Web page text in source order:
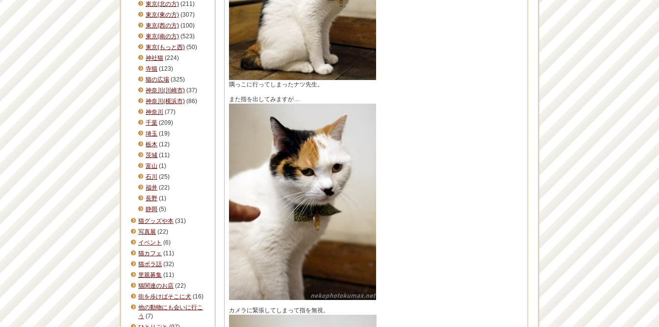
隅っこに行ってしまったナツ先生。
また指を出してみますが…
カメラに緊張してしまって指を無視。
東京(北の方) (211)
東京(東の方) (307)
東京(西の方) (100)
東京(南の方) (523)
東京(もっと西) (50)
神社猫 (224)
寺猫 (123)
猫の広場 (325)
神奈川(川崎市) (37)
神奈川(横浜市) (86)
神奈川 (77)
千葉 (209)
埼玉 (19)
栃木 (12)
茨城 (11)
富山 (1)
石川 (25)
福井 (22)
長野 (1)
静岡 (5)
猫グッズや本 (31)
写真展 (22)
イベント (6)
猫カフェ (11)
猫ボラ話 (32)
里親募集 (11)
猫関連のお店 (22)
街を歩けばそこに犬 (16)
他の動物にも会いに行こ
う (7)